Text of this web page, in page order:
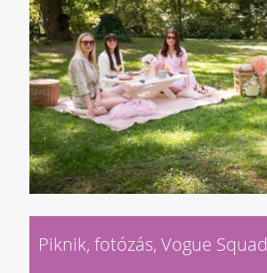
Piknik, fotózás, Vogue Squad